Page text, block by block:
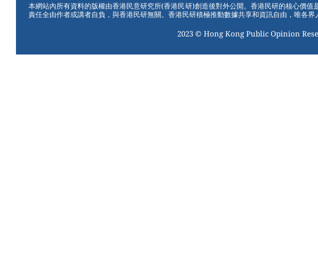
本網站內所有資料的版權由香港民意研究所(香港民研)創造後對外公開。香港民研的核心價
責任全由作者或講者自負，與香港民研無關。香港民研積極推動數據共享和資訊自由，唯各界
2023 © Hong Kong Public Opinion